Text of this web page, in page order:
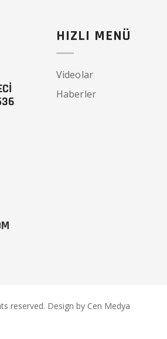
HIZLI MENÜ
Videolar
Haberler
reserved. Design by Cen Medya